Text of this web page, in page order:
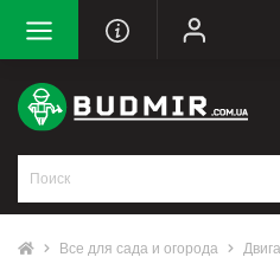
Все для сада и огорода